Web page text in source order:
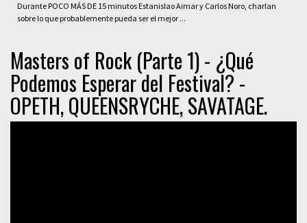
Durante POCO MÁS DE 15 minutos Estanislao Aimar y Carlos Noro, charlan
sobre lo que probablemente pueda ser el mejor ...
Masters of Rock (Parte 1) - ¿Qué
Podemos Esperar del Festival? -
OPETH, QUEENSRYCHE, SAVATAGE.